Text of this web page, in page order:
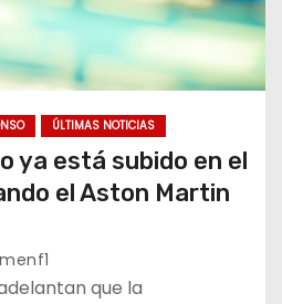
ÚLTIMAS NOTICIAS
ya está subido en el
el Aston Martin
que la